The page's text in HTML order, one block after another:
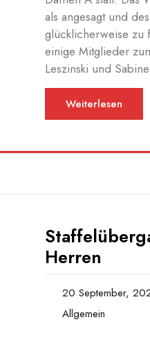
als angesagt und
glücklicherweise zu
einige Mitglieder
Leszinski und
Weiterlesen
Herren
20 September,
Allgemein